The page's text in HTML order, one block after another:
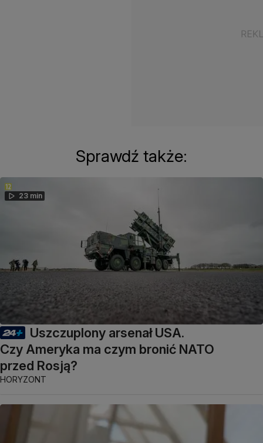
Sprawdź także:
23 min
Uszczuplony arsenał USA.
Czy Ameryka ma czym bronić NATO
przed Rosją?
HORYZONT